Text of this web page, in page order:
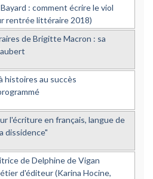
: comment écrire le viol
rentrée littéraire 2018)
de Brigitte Macron : sa
histoires au succès
l'écriture en français, langue de
dissidence"
de Delphine de Vigan
d'éditeur (Karina Hocine,